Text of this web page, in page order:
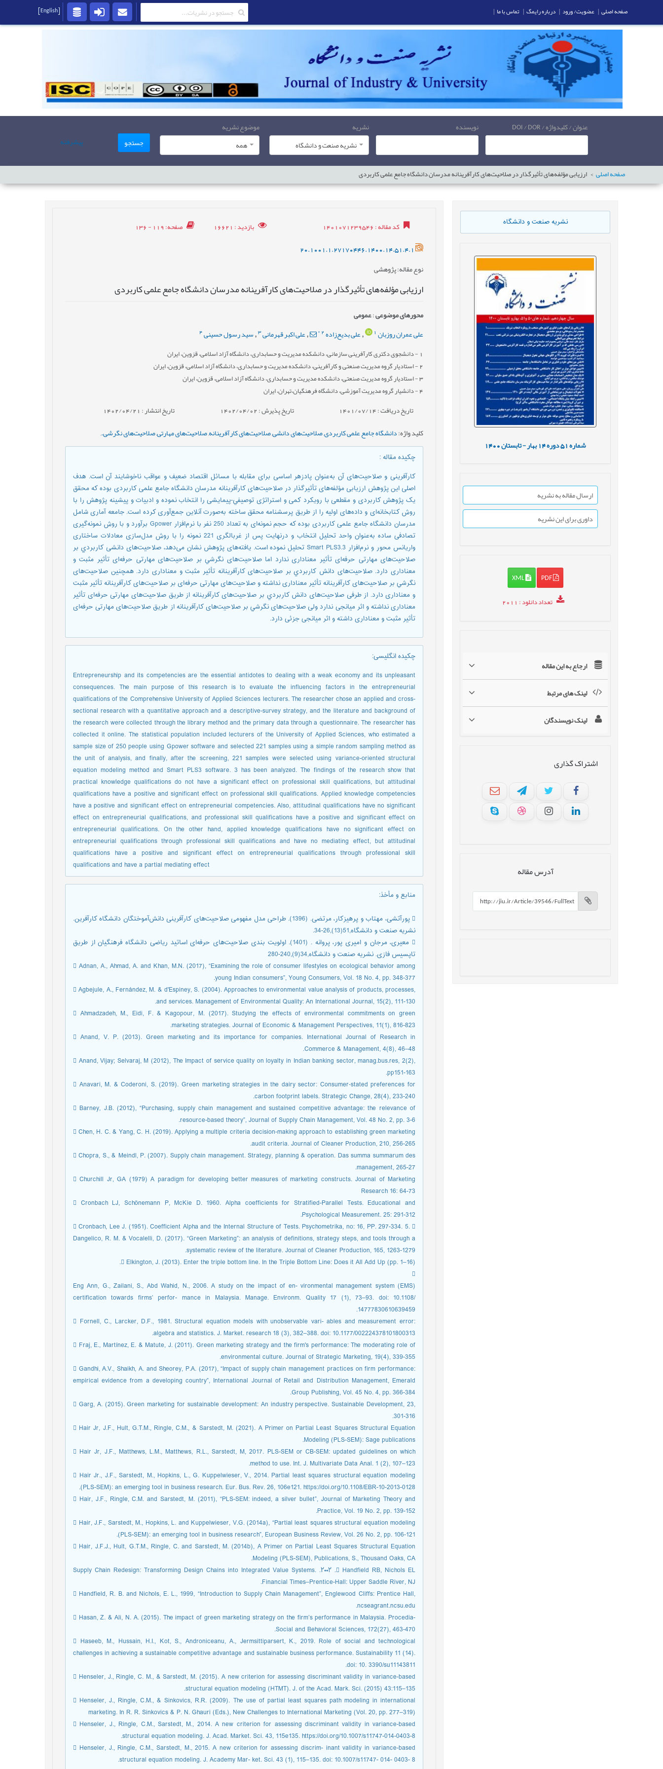
عنوان / کلیدواژه / DOI / DOR نویسنده
نشریه
نشریه صنعت و دانشگاه
موضوع نشریه
همه
جستجو پیشرفته
صفحه اصلی ارزیابی مؤلفه‌های تأثیرگذار در صلاحیت‌های کارآفرینانه مدرسان دانشگاه جامع علمی کاربردی
نشریه صنعت و دانشگاه
شماره دوره بهار - تابستان1400
ارسال مقاله به نشریه
داوری برای این نشریه
PDF
XML
تعداد دانلود: 2011
ارجاع به این مقاله
لینک های مرتبط
لینک نویسندگان
اشتراک گذاری
آدرس مقاله
کد مقاله: 1401071239546 بازدید: 16621 صفحه: 119 - 136
20.1001.1.27170446.1400.14.51.4.1
نوع مقاله: پژوهشی
ارزیابی مؤلفه‌های تأثیرگذار در صلاحیت‌های کارآفرینانه مدرسان دانشگاه جامع علمی کاربردی
محورهای موضوعی:عمومى
علی عمران روزبان 1
,علی بدیع‌زاده2
*
,علی اکبر قهرمانی3
,سید رسول حسینی4
1 - دانشجوی دکتری کارآفرینی سازمانی، دانشکده مدیریت و حسابداری، دانشگاه آزاد اسلامی، قزوین، ایران
2- استادیار گروه مدیریت صنعتی و کارآفرینی، دانشکده مدیریت و حسابداری، دانشگاه آزاد اسلامی، قزوین، ایران
3- استادیار گروه مدیریت صنعتی، دانشکده مدیریت و حسابداری، دانشگاه آزاد اسلامی، قزوین، ایران
4- دانشیار گروه مدیریت آموزشی، دانشگاه فرهنگیان،تهران، ایران
تاریخ دریافت : 1401/07/14 تاریخ پذیرش : 1402/04/02 تاریخ انتشار : 1402/04/21
کلید واژه:دانشگاه جامع علمی کاربردی,صلاحیت‌های دانشی,صلاحیت‌های کارآفرینانه,صلاحیت‌های مهارتی,صلاحیت‌های نگرشی.,
چکیده مقاله:
کارآفرینی و صلاحیت‌های آن به‌عنوان پادزهر اساسی برای مقابله با مسائل اقتصاد ضعیف و عواقب ناخوشایند آن است. هدف
اصلی این پژوهش ارزیابی مؤلفه‌های تأثیرگذار در صلاحیت‌های کارآفرینانه مدرسان دانشگاه جامع علمی کاربردی بوده که محقق
یک پژوهش کاربردی و مقطعی با رویکرد کمی و استراتژی توصيفي-پیمایشی را انتخاب نموده و ادبیات و پیشینه پژوهش را با
روش کتابخانه‌ای و داده‌های اولیه را از طریق پرسشنامه محقق ساخته به‌صورت آنلاین جمع‌آوری کرده است. جامعه آماری شامل
مدرسان دانشگاه جامع علمی کاربردی بوده که حجم نمونه‌ای به تعداد 250 نفر با نرم‌افزار Gpower برآورد و با روش نمونه‌گیری
تصادفی ساده به‌عنوان واحد تحلیل انتخاب و درنهایت پس از غربالگری 221 نمونه را با روش مدل‌سازی معادلات ساختاری
واریانس محور و نرم‌افزار Smart PLS3.3 تحلیل نموده است. یافته‌های پژوهش نشان می‌دهد، صلاحیت‌های دانشی كاربردي بر
صلاحیت‌های مهارتی حرفه‌ای تأثیر معناداری ندارد اما صلاحیت‌های نگرشي بر صلاحیت‌های مهارتی حرفه‌ای تأثیر مثبت و
معناداری دارد. صلاحیت‌های دانش كاربردي بر صلاحیت‌های کارآفرینانه تأثیر مثبت و معناداری دارد. همچنین صلاحیت‌های
نگرشي بر صلاحیت‌های کارآفرینانه تأثیر معناداری نداشته و صلاحیت‌های مهارتی حرفه‌ای بر صلاحیت‌های کارآفرینانه تأثیر مثبت
و معناداری دارد. از طرفی صلاحیت‌های دانش كاربردي بر صلاحیت‌های کارآفرینانه از طریق صلاحیت‌های مهارتی حرفه‌ای تأثیر
معناداری نداشته و اثر میانجی ندارد ولی صلاحیت‌های نگرشي بر صلاحیت‌های کارآفرینانه از طریق صلاحیت‌های مهارتی حرفه‌ای
تأثیر مثبت و معناداری داشته و اثر میانجی جزئی دارد.
چکیده انگلیسی:
Entrepreneurship and its competencies are the essential antidotes to dealing with a weak economy and its unpleasant
consequences. The main purpose of this research is to evaluate the influencing factors in the entrepreneurial
qualifications of the Comprehensive University of Applied Sciences lecturers. The researcher chose an applied and cross-
sectional research with a quantitative approach and a descriptive-survey strategy, and the literature and background of
the research were collected through the library method and the primary data through a questionnaire. The researcher has
collected it online. The statistical population included lecturers of the University of Applied Sciences, who estimated a
sample size of 250 people using Gpower software and selected 221 samples using a simple random sampling method as
the unit of analysis, and finally, after the screening, 221 samples were selected using variance-oriented structural
equation modeling method and Smart PLS3 software. 3 has been analyzed. The findings of the research show that
practical knowledge qualifications do not have a significant effect on professional skill qualifications, but attitudinal
qualifications have a positive and significant effect on professional skill qualifications. Applied knowledge competencies
have a positive and significant effect on entrepreneurial competencies. Also, attitudinal qualifications have no significant
effect on entrepreneurial qualifications, and professional skill qualifications have a positive and significant effect on
entrepreneurial qualifications. On the other hand, applied knowledge qualifications have no significant effect on
entrepreneurial qualifications through professional skill qualifications and have no mediating effect, but attitudinal
qualifications have a positive and significant effect on entrepreneurial qualifications through professional skill
qualifications and have a partial mediating effect
منابع و مأخذ:
 پورآتشی، مهتاب و پرهیزکار، مرتضی. (1396). طراحی مدل مفهومی صلاحیت‌های کارآفرینی دانش‌آموختگان دانشگاه کارآفرین.
نشریه صنعت و دانشگاه,51(13),26-34.
 معیری، مرجان و امیری پور، پروانه . (1401). اولویت بندی صلاحیت‌های حرفه‌ای اساتید ریاضی دانشگاه فرهنگیان از طریق
تاپسیس فازی. نشریه صنعت و دانشگاه,34(9),240-280
 Adnan, A., Ahmad, A. and Khan, M.N. (2017), “Examining the role of consumer lifestyles on ecological behavior among
young Indian consumers”, Young Consumers, Vol. 18 No. 4, pp. 348-377.
 Agbejule, A., Fernández, M. & d'Espiney, S. (2004). Approaches to environmental value analysis of products, processes,
and services. Management of Environmental Quality: An International Journal, 15(2), 111-130.
 Ahmadzadeh, M., Eidi, F. & Kagopour, M. (2017). Studying the effects of environmental commitments on green
marketing strategies. Journal of Economic & Management Perspectives, 11(1), 816-823.
 Anand, V. P. (2013). Green marketing and its importance for companies. International Journal of Research in
Commerce & Management, 4(8), 46–48.
 Anand, Vijay; Selvaraj, M (2012), The Impact of service quality on loyalty in Indian banking sector, manag.bus.res, 2(2),
pp151-163.
 Anavari, M. & Coderoni, S. (2019). Green marketing strategies in the dairy sector: Consumer‐stated preferences for
carbon footprint labels. Strategic Change, 28(4), 233-240.
 Barney, J.B. (2012), “Purchasing, supply chain management and sustained competitive advantage: the relevance of
resource-based theory”, Journal of Supply Chain Management, Vol. 48 No. 2, pp. 3-6.
 Chen, H. C. & Yang, C. H. (2019). Applying a multiple criteria decision-making approach to establishing green marketing
audit criteria. Journal of Cleaner Production, 210, 256-265.
 Chopra, S., & Meindl, P. (2007). Supply chain management. Strategy, planning & operation. Das summa summarum des
management, 265-27.
 Churchill Jr, GA (1979) A paradigm for developing better measures of marketing constructs. Journal of Marketing
Research 16: 64-73
 Cronbach LJ, Schönemann P, McKie D. 1960. Alpha coefficients for Stratified-Parallel Tests. Educational and
Psychological Measurement. 25: 291-312.
 Cronbach, Lee J. (1951). Coefficient Alpha and the Internal Structure of Tests. Psychometrika, no: 16, PP. 297-334. 5. 
Dangelico, R. M. & Vocalelli, D. (2017). “Green Marketing”: an analysis of definitions, strategy steps, and tools through a
systematic review of the literature. Journal of Cleaner Production, 165, 1263-1279.
 Elkington, J. (2013). Enter the triple bottom line. In the Triple Bottom Line: Does it All Add Up (pp. 1–16).

Eng Ann, G., Zailani, S., Abd Wahid, N., 2006. A study on the impact of en- vironmental management system (EMS)
certification towards firms’ perfor- mance in Malaysia. Manage. Environm. Quality 17 (1), 73–93. doi: 10.1108/
14777830610639459.
 Fornell, C., Larcker, D.F., 1981. Structural equation models with unobservable vari- ables and measurement error:
algebra and statistics. J. Market. research 18 (3), 382–388. doi: 10.1177/002224378101800313.
 Fraj, E., Martínez, E. & Matute, J. (2011). Green marketing strategy and the firm's performance: The moderating role of
environmental culture. Journal of Strategic Marketing, 19(4), 339-355.
 Gandhi, A.V., Shaikh, A. and Sheorey, P.A. (2017), “Impact of supply chain management practices on firm performance:
empirical evidence from a developing country”, International Journal of Retail and Distribution Management, Emerald
Group Publishing, Vol. 45 No. 4, pp. 366-384.
 Garg, A. (2015). Green marketing for sustainable development: An industry perspective. Sustainable Development, 23,
301-316.
 Hair Jr, J.F., Hult, G.T.M., Ringle, C.M., & Sarstedt, M. (2021). A Primer on Partial Least Squares Structural Equation
Modeling (PLS-SEM): Sage publications.
 Hair Jr, J.F., Matthews, L.M., Matthews, R.L., Sarstedt, M, 2017. PLS-SEM or CB-SEM: updated guidelines on which
method to use. Int. J. Multivariate Data Anal. 1 (2), 107–123.
 Hair Jr., J.F., Sarstedt, M., Hopkins, L., G. Kuppelwieser, V., 2014. Partial least squares structural equation modeling
(PLS-SEM): an emerging tool in business research. Eur. Bus. Rev. 26, 106e121. https://doi.org/10.1108/EBR-10-2013-0128.
 Hair, J.F., Ringle, C.M. and Sarstedt, M. (2011), “PLS-SEM: indeed, a silver bullet”, Journal of Marketing Theory and
Practice, Vol. 19 No. 2, pp. 139-152.
 Hair, J.F., Sarstedt, M., Hopkins, L. and Kuppelwieser, V.G. (2014a), “Partial least squares structural equation modeling
(PLS-SEM): an emerging tool in business research”, European Business Review, Vol. 26 No. 2, pp. 106-121.
 Hair, J.F.J., Hult, G.T.M., Ringle, C. and Sarstedt, M. (2014b), A Primer on Partial Least Squares Structural Equation
Modeling (PLS-SEM), Publications, S., Thousand Oaks, CA.
 Handfield RB, Nichols EL. ٢٠٠٢. Supply Chain Redesign: Transforming Design Chains into Integrated Value Systems.
Financial Times–Prentice-Hall: Upper Saddle River, NJ.
 Handfield, R. B. and Nichols, E. L., 1999, “Introduction to Supply Chain Management”, Englewood Cliffs: Prentice Hall,
ncseagrant.ncsu.edu.
 Hasan, Z. & Ali, N. A. (2015). The impact of green marketing strategy on the firm’s performance in Malaysia. Procedia-
Social and Behavioral Sciences, 172(27), 463-470.
 Haseeb, M., Hussain, H.I., Kot, S., Androniceanu, A., Jermsittiparsert, K., 2019. Role of social and technological
challenges in achieving a sustainable competitive advantage and sustainable business performance. Sustainability 11 (14).
doi: 10. 3390/su11143811.
 Henseler, J., Ringle, C. M., & Sarstedt, M. (2015). A new criterion for assessing discriminant validity in variance-based
structural equation modeling (HTMT). J. of the Acad. Mark. Sci. (2015) 43:115–135.
 Henseler, J., Ringle, C.M., & Sinkovics, R.R. (2009). The use of partial least squares path modeling in international
marketing. In R. R. Sinkovics & P. N. Ghauri (Eds.), New Challenges to International Marketing (Vol. 20, pp. 277–319)
 Henseler, J., Ringle, C.M., Sarstedt, M., 2014. A new criterion for assessing discriminant validity in variance-based
structural equation modeling. J. Acad. Market. Sci. 43, 115e135. https://doi.org/10.1007/s11747-014-0403-8.
 Henseler, J., Ringle, C.M., Sarstedt, M., 2015. A new criterion for assessing discrim- inant validity in variance-based
structural equation modeling. J. Academy Mar- ket. Sci. 43 (1), 115–135. doi: 10.1007/s11747- 014- 0403- 8.
صفحه اصلی | عضویت/ ورود | درباره رایمگ | تماس با ما |
[English]